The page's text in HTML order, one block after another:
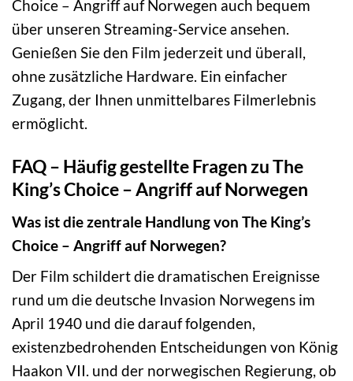
Choice – Angriff auf Norwegen auch bequem
über unseren Streaming-Service ansehen.
Genießen Sie den Film jederzeit und überall,
ohne zusätzliche Hardware. Ein einfacher
Zugang, der Ihnen unmittelbares Filmerlebnis
ermöglicht.
FAQ – Häufig gestellte Fragen zu The
King’s Choice – Angriff auf Norwegen
Was ist die zentrale Handlung von The King’s
Choice – Angriff auf Norwegen?
Der Film schildert die dramatischen Ereignisse
rund um die deutsche Invasion Norwegens im
April 1940 und die darauf folgenden,
existenzbedrohenden Entscheidungen von König
Haakon VII. und der norwegischen Regierung, ob